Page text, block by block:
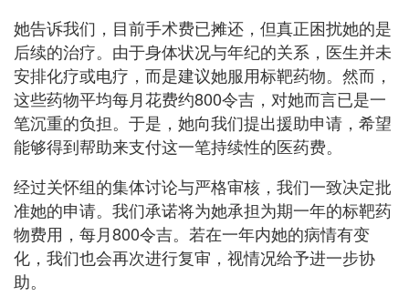
她告诉我们，目前手术费已摊还，但真正困扰她的是
后续的治疗。由于身体状况与年纪的关系，医生并未
安排化疗或电疗，而是建议她服用标靶药物。然而，
这些药物平均每月花费约800令吉，对她而言已是一
笔沉重的负担。于是，她向我们提出援助申请，希望
能够得到帮助来支付这一笔持续性的医药费。
经过关怀组的集体讨论与严格审核，我们一致决定批
准她的申请。我们承诺将为她承担为期一年的标靶药
物费用，每月800令吉。若在一年内她的病情有变
化，我们也会再次进行复审，视情况给予进一步协
助。